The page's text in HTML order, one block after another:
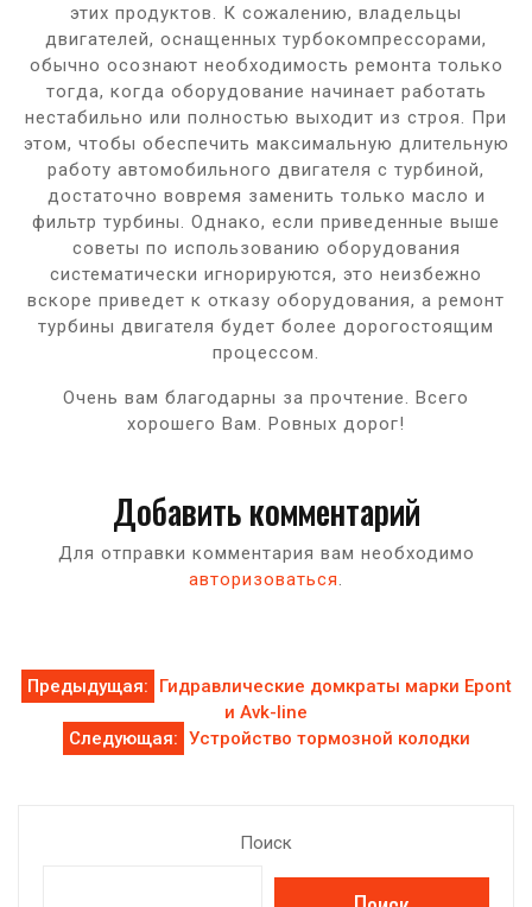
этих продуктов. К сожалению, владельцы
двигателей, оснащенных турбокомпрессорами,
обычно осознают необходимость ремонта только
тогда, когда оборудование начинает работать
нестабильно или полностью выходит из строя. При
этом, чтобы обеспечить максимальную длительную
работу автомобильного двигателя с турбиной,
достаточно вовремя заменить только масло и
фильтр турбины. Однако, если приведенные выше
советы по использованию оборудования
систематически игнорируются, это неизбежно
вскоре приведет к отказу оборудования, а ремонт
турбины двигателя будет более дорогостоящим
процессом.
Очень вам благодарны за прочтение. Всего
хорошего Вам. Ровных дорог!
Добавить комментарий
Для отправки комментария вам необходимо
авторизоваться
Навигация
Предыдущая:
Гидравлические домкраты марки Epont
и Avk-line
Следующая: Устройство тормозной колодки
Поиск